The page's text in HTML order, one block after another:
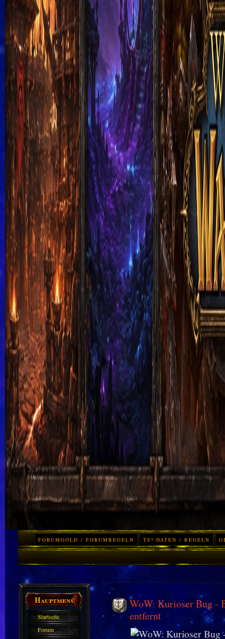
FORUMGOLD / FORUMREGELN TS³ DATEN / REGELN
Hauptmenü
Startseite
Forum
WoW: Kurioser Bug -
entfernt